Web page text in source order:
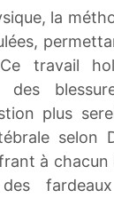
la
travail
plus
à